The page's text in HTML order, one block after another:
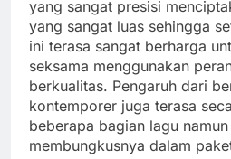
yang sangat presisi
yang sangat luas sehingga
ini terasa sangat berharga
seksama menggunakan
berkualitas. Pengaruh dari
kontemporer juga terasa
beberapa bagian lagu
membungkusnya dalam